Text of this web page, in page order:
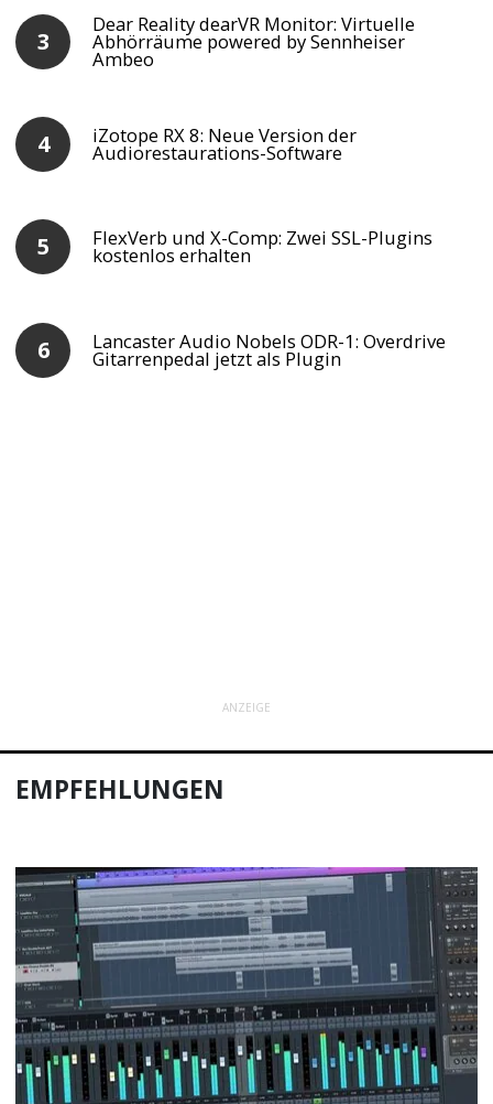
Dear Reality dearVR Monitor: Virtuelle
Abhörräume powered by Sennheiser
Ambeo
iZotope RX 8: Neue Version der
Audiorestaurations-Software
FlexVerb und X-Comp: Zwei SSL-Plugins
kostenlos erhalten
Lancaster Audio Nobels ODR-1: Overdrive
Gitarrenpedal jetzt als Plugin
ANZEIGE
EMPFEHLUNGEN